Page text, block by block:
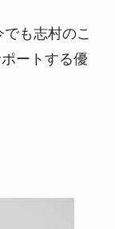
も志村のこ
ートする優